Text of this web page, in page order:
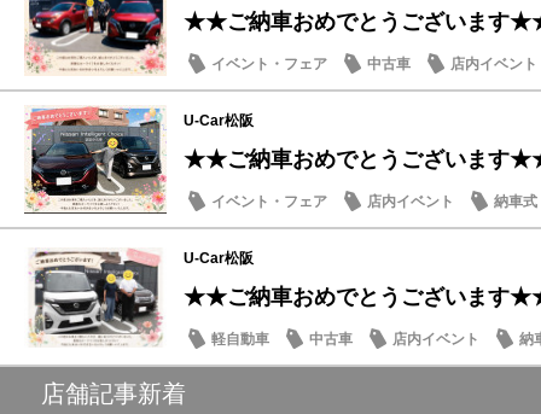
★★ご納車おめでとうございます
イベント・フェア 中古車 店内イベント
U-Car松阪
★★ご納車おめでとうございます
イベント・フェア 店内イベント 納車式
U-Car松阪
★★ご納車おめでとうございます
軽自動車 中古車 店内イベント 納
店舗記事新着